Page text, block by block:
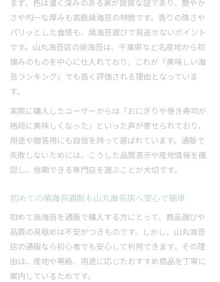
逸品を選ぶ基準
焼海苔の通販なら山丸海苔店へ本当に美味
しい海苔体験
焼海苔の通販なら山丸海苔店へ良質な海苔
の見極め方
焼海苔の通販利用者が語る満足の理由に迫る
アルな満足感
焼海苔の通販なら山丸海苔店へ口コミで評
判の秘密とは
焼海苔の通販なら山丸海苔店へ贈答用にも
選ばれる理由
焼海苔の通販なら山丸海苔店へリピーター
焼海苔の通販なら山丸海苔店へ味と価格の
バランスを検証
緑色が強い安い海苔をどう見極めるべきか
焼海苔の通販なら山丸海苔店へ緑色が強い
まず、色は濃く深みのある黒が良質な証であり、艶やか
さや均一な厚みも高級焼海苔の特徴です。香りの強さや
パリッとした食感も、焼海苔選びで見逃せないポイント
です。山丸海苔店の焼海苔は、千葉県など名産地から初
摘みのものを中心に仕入れており、これが「美味しい海
苔ランキング」でも高く評価される理由となっていま
す。
実際に購入したユーザーからは「おにぎりや巻き寿司が
格段に美味しくなった」といった声が寄せられており、
用途や贈答用にも自信を持って選ばれています。通販で
失敗しないためには、こうした品質表示や産地情報を確
認し、信頼できる専門店を選ぶことが大切です。
初めての焼海苔通販も山丸海苔店へ安心で簡単
初めて焼海苔を通販で購入する方にとって、商品選びや
品質の見極めは不安がつきものです。しかし、山丸海苔
店の通販なら初心者でも安心して利用できます。その理
由は、産地や等級、用途に応じたおすすめ商品を丁寧に
案内しているためです。